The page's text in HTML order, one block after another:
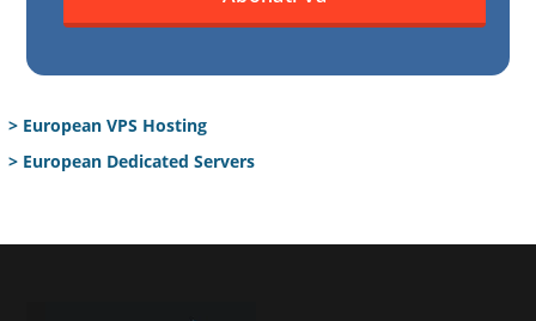
> European VPS Hosting
> European Dedicated Servers